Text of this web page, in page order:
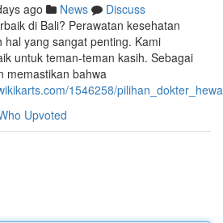
ago News
Discuss
di Bali? Perawatan kesehatan
hal yang sangat penting. Kami
untuk teman-teman kasih. Sebagai
memastikan bahwa
1546258/
Upvoted